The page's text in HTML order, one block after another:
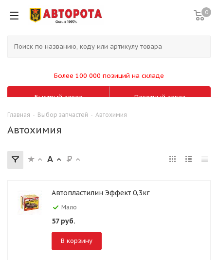
0
Более 100 000 позиций на складе
Быстрый заказ Пакетный заказ
Главная - Выбор запчастей - Автохимия
Автохимия
Автопластилин Эффект 0,3кг
Мало
57руб.
В корзину